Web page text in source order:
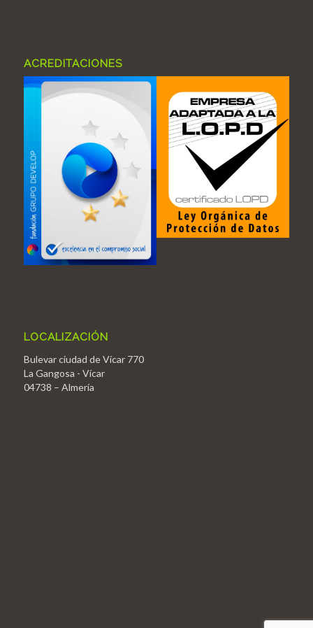
ACREDITACIONES
LOCALIZACIÓN
Bulevar ciudad de Vícar 770
La Gangosa - Vícar
04738 – Almería